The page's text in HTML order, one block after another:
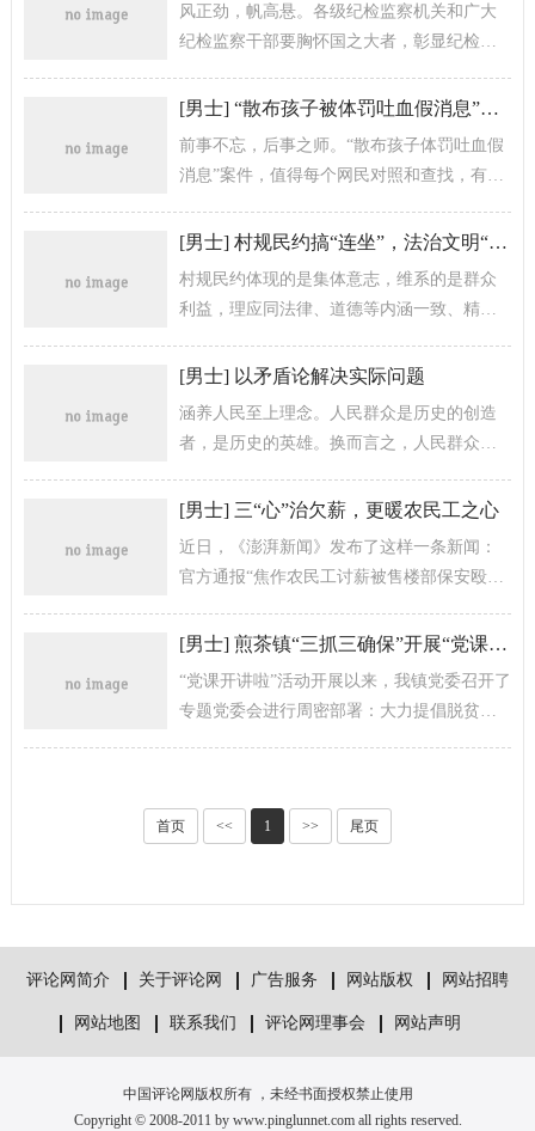
风正劲，帆高悬。各级纪检监察机关和广大
纪检监察干部要胸怀国之大者，彰显纪检担
[男士] “散布孩子被体罚吐血假消息”获刑，为网络生态建树上了堂“警示
前事不忘，后事之师。“散布孩子体罚吐血假
消息”案件，值得每个网民对照和查找，有则
树的底线意识，以共建共享、共...
[男士] 村规民约搞“连坐”，法治文明“撞了一下腰”
村规民约体现的是集体意志，维系的是群众
利益，理应同法律、道德等内涵一致、精神
让村规民约走偏、进入歧...
[男士] 以矛盾论解决实际问题
涵养人民至上理念。人民群众是历史的创造
者，是历史的英雄。换而言之，人民群众是
的重大引擎。解决实际问题既要...
[男士] 三“心”治欠薪，更暖农民工之心
近日，《澎湃新闻》发布了这样一条新闻：
官方通报“焦作农民工讨薪被售楼部保安殴
关注度却很高。
[男士] 煎茶镇“三抓三确保”开展“党课开讲啦”活动
“党课开讲啦”活动开展以来，我镇党委召开了
专题党委会进行周密部署：大力提倡脱贫攻
首页 << 1 >> 尾页
评论网简介 关于评论网 广告服务 网站版权 网站招聘
网站地图 联系我们 评论网理事会 网站声明
中国评论网版权所有 ，未经书面授权禁止使用
Copyright © 2008-2011 by www.pinglunnet.com all rights reserved.